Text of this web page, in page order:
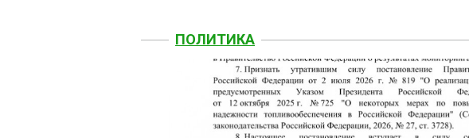
ПОЛИТИКА